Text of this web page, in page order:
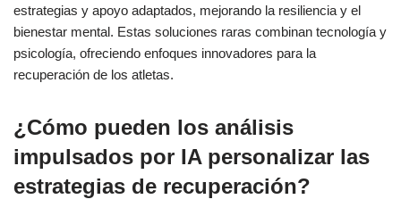
estrategias y apoyo adaptados, mejorando la resiliencia y el
bienestar mental. Estas soluciones raras combinan tecnología y
psicología, ofreciendo enfoques innovadores para la
recuperación de los atletas.
¿Cómo pueden los análisis
impulsados por IA personalizar las
estrategias de recuperación?